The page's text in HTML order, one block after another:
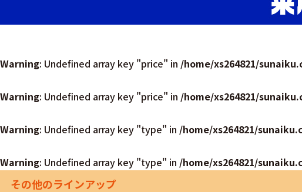
Warning: Undefined array key "price" in /home/xs264821/
Warning: Undefined array key "price" in /home/xs264821/
Warning: Undefined array key "type" in /home/xs264821/
Warning: Undefined array key "type" in /home/xs264821/
その他のラインアップ